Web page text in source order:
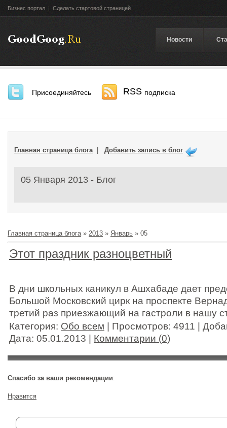
Бизнес портал | Сделать стартовой страницей
Новости
Присоединяйтесь RSS подписка
Главная страница блога| Добавить запись в блог
05 Января 2013 - Блог
Главная страница блога» 2013 » Январь » 05
Этот праздник разноцветный
В дни школьных каникул в Ашхабаде дает
Большой Московский цирк на проспекте
третий раз приезжающий на гастроли в нашу
Категория: Обо всем | Просмотров: 4911 |
Дата: 05.01.2013 Комментарии (0)
Спасибо за ваши рекомендации:
Нравится